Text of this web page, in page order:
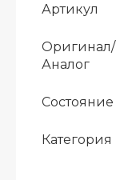
Артикул
Оригинал/
Аналог
Состояние
Категория